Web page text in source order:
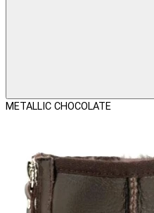
METALLIC CHOCOLATE